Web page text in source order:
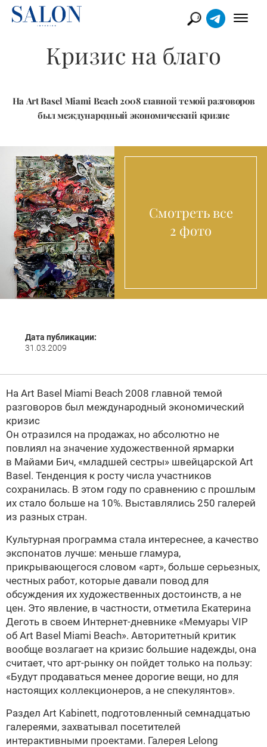
Кризис на благо
На Art Basel Miami Beach 2008 главной темой разговоров
был международный экономический кризис
Смотреть все
2 фото
Дата публикации:
31.03.2009
На Art Basel Miami Beach 2008 главной темой
разговоров был международный экономический
кризис
Он отразился на продажах, но абсолютно не
повлиял на значение художественной ярмарки
в Майами Бич, «младшей сестры» швейцарской Art
Basel. Тенденция к росту числа участников
сохранилась. В этом году по сравнению с прошлым
их стало больше на 10%. Выставлялись 250 галерей
из разных стран.
Культурная программа стала интереснее, а качество
экспонатов лучше: меньше гламура,
прикрывающегося словом «арт», больше серьезных,
честных работ, которые давали повод для
обсуждения их художественных достоинств, а не
цен. Это явление, в частности, отметила Екатерина
Деготь в своем Интернет-дневнике «Мемуары VIP
об Art Basel Miami Beach». Авторитетный критик
вообще возлагает на кризис большие надежды, она
считает, что арт-рынку он пойдет только на пользу:
«Будут продаваться менее дорогие вещи, но для
настоящих коллекционеров, а не спекулянтов».
Раздел Art Kabinett, подготовленный семнадцатью
галереями, захватывал посетителей
интерактивными проектами. Галерея Lelong